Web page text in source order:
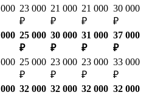
23 000
₽
21 000
₽
21 000
₽
30 000
₽
25 000
₽
30 000
₽
31 000
₽
37 000
₽
25 000
₽
23 000
₽
23 000
₽
33 000
₽
32 000 32 000 32 000 32 000